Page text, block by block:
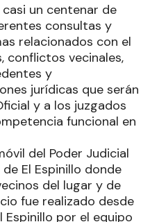
un centenar de
consultas y
relacionados con el
conflictos vecinales,
y
jurídicas que serán
y a los juzgados
funcional en
del Poder Judicial
El Espinillo donde
del lugar y de
fue realizado desde
Espinillo por el equipo